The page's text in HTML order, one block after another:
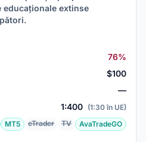
educaționale extinse
76%
$100
—
1:400 (1:30 în UE)
MT5 cTrader TV AvaTradeGO